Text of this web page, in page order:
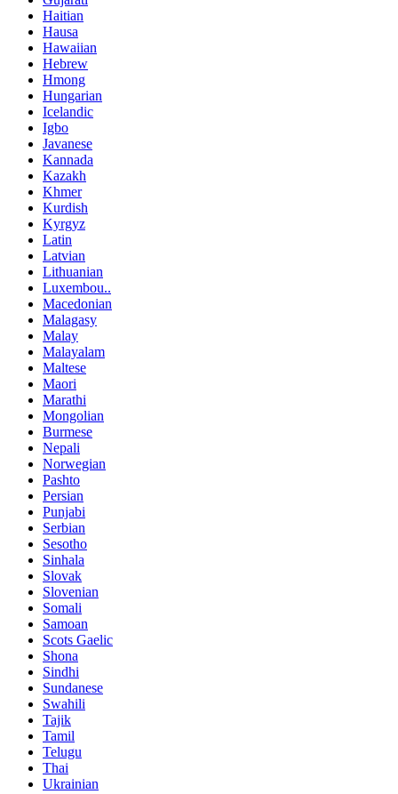
Haitian
Hausa
Hawaiian
Hebrew
Hmong
Hungarian
Icelandic
Igbo
Javanese
Kannada
Kazakh
Khmer
Kurdish
Kyrgyz
Latin
Latvian
Lithuanian
Luxembou..
Macedonian
Malagasy
Malay
Malayalam
Maltese
Maori
Marathi
Mongolian
Burmese
Nepali
Norwegian
Pashto
Persian
Punjabi
Serbian
Sesotho
Sinhala
Slovak
Slovenian
Somali
Samoan
Scots Gaelic
Shona
Sindhi
Sundanese
Swahili
Tajik
Tamil
Telugu
Thai
Ukrainian